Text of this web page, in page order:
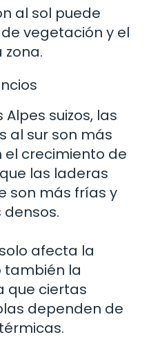
al sol puede
vegetación y el
suizos, las
al sur son más
crecimiento de
las laderas
son más frías y
afecta la
también la
que ciertas
dependen de